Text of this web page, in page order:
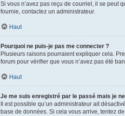
Si vous n’avez pas reçu de courriel, il se peut
fournie, contactez un administrateur.
Haut
Pourquoi ne puis-je pas me connecter ?
Plusieurs raisons pourraient expliquer cela.
forum pour vérifier que vous n’avez pas été
Haut
Je me suis enregistré par le passé mais je
Il est possible qu’un administrateur ait
base de données. Si cela vous arrive, tentez